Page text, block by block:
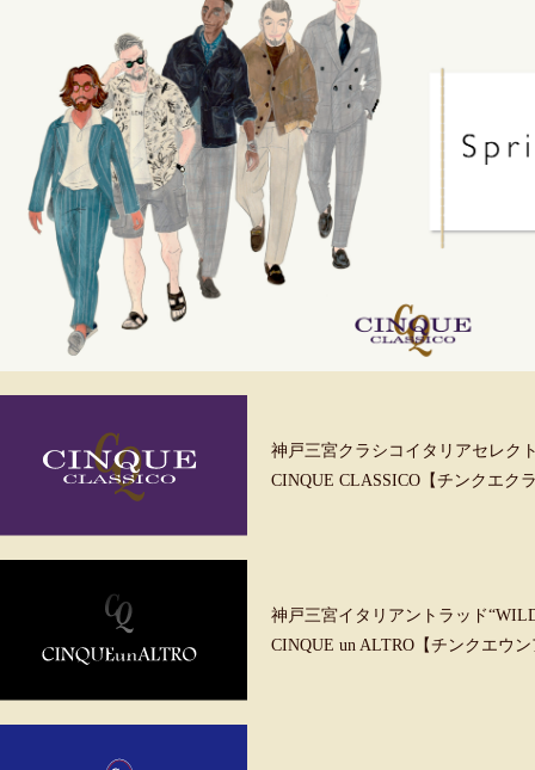
神戸三宮クラシコイタリアセレク
CINQUE CLASSICO【チンクエク
神戸三宮イタリアントラッド
CINQUE un ALTRO【チンクエウ